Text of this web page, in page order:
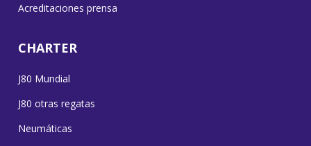
Acreditaciones prensa
CHARTER
J80 Mundial
J80 otras regatas
Neumáticas